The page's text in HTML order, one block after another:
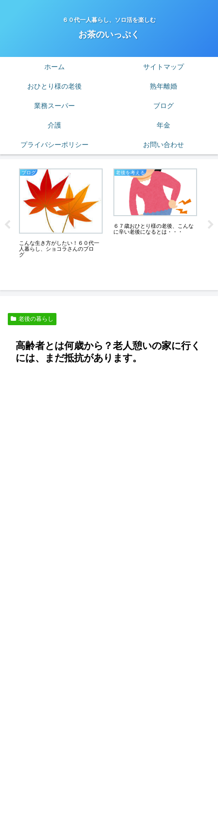
６０代一人暮らし、ソロ活を楽しむ
お茶のいっぷく
ホーム サイトマップ
おひとり様の老後 熟年離婚
業務スーパー ブログ
介護 年金
プライバシーポリシー お問い合わせ
ブログ
こんな生き方がしたい！６０代一
人暮らし、ショコラさんのブロ
グ
老後を考える
６７歳おひとり様の老後、こんな
に辛い老後になるとは・・・
老後の暮らし
高齢者とは何歳から？老人憩いの家に行く
には、まだ抵抗があります。